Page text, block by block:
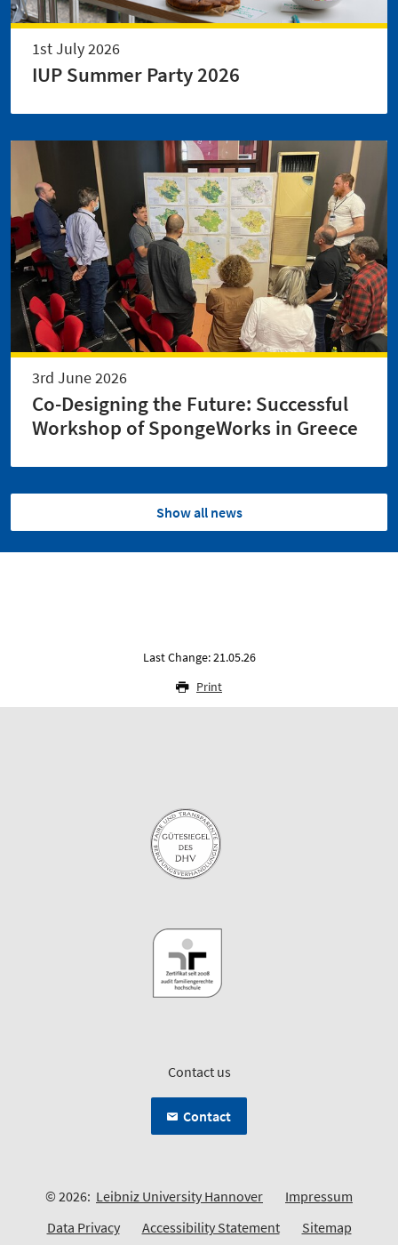
1st July 2026
IUP Summer Party 2026
3rd June 2026
Co-Designing the Future: Successful
Workshop of SpongeWorks in Greece
Show all news
Last Change: 21.05.26
Print
Contact us
Contact
© 2026: Leibniz University Hannover
Impressum
Data Privacy
Accessibility Statement Sitemap